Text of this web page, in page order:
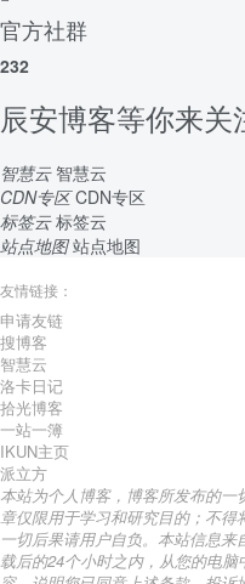
官方社群
232
辰安博客等你来关
智慧云 智慧云
CDN专区 CDN专区
标签云 标签云
站点地图 站点地图
友情链接：
申请友链
搜博客
智慧云
洛卡日记
拾光博客
一站一簿
IKUN主页
派立方
本站为个人博客，博客所发布的
章仅限用于学习和研究目的；不得
一切后果请用户自负。本站信息
载后的24个小时之内，从您的电